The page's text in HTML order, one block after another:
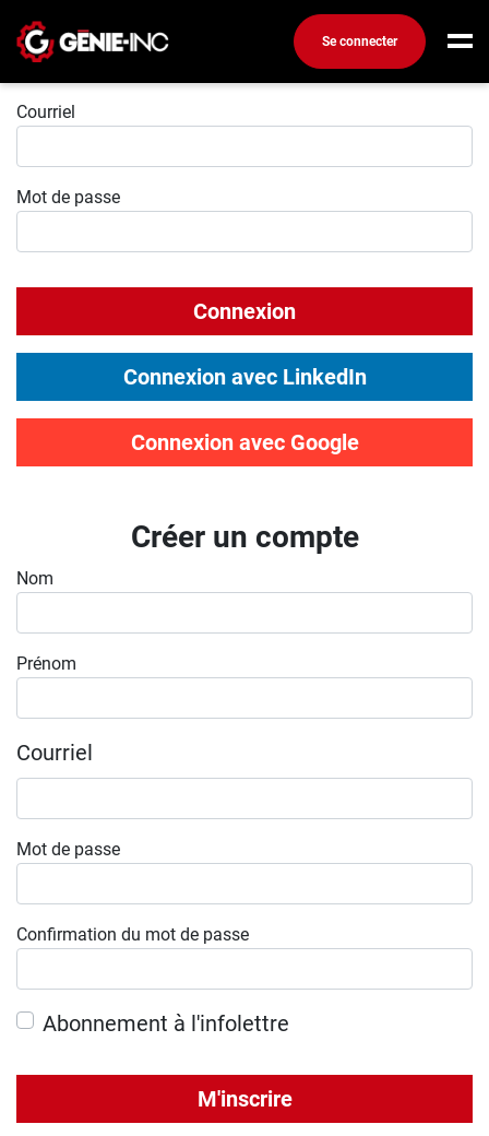
Se connecter
Connexion
Emplois
Ma boîte à outils
Conseils carrière
Métiers
Nos chroniques
Publiez une offre d'emploi
Connexion
Courriel
Mot de passe
Connexion
Connexion avec LinkedIn
Connexion avec Google
Créer un compte
Nom
Prénom
Courriel
Mot de passe
Confirmation du mot de passe
Abonnement à l'infolettre
M'inscrire